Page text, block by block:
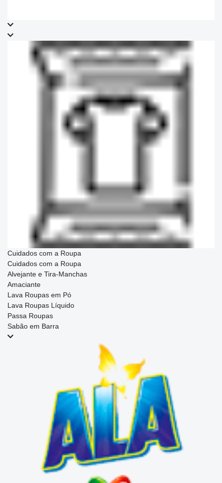
Cuidados com a Roupa
Cuidados com a Roupa
Alvejante e Tira-Manchas
Amaciante
Lava Roupas em Pó
Lava Roupas Líquido
Passa Roupas
Sabão em Barra